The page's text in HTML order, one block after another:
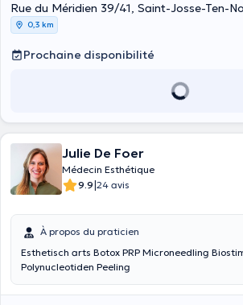
Rue du Méridien 39/41, Saint-Josse-Ten-
0,3 km
Prochaine disponibilité
Julie De Foer
Médecin Esthétique
9.9|24 avis
À propos du praticien
Esthetisch arts Botox PRP Microneedling
Polynucleotiden Peeling